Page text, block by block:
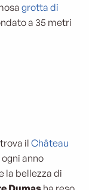
grotta di
a 35 metri
il Château
anno
la bellezza di